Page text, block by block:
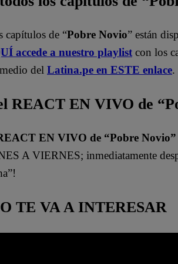
capítulos de “Pobre Novio” están
accede a nuestro playlist con los
del Latina.pe en ESTE enlace.
REACT EN VIVO de
EN VIVO de “Pobre
A VIERNES; inmediatamente
TE VA A INTERESAR